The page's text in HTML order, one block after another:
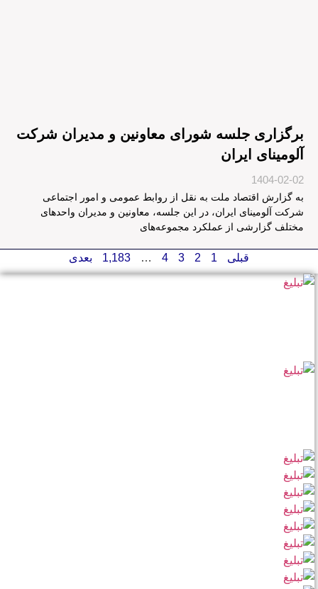
برگزاری جلسه شورای معاونین و مدیران شرکت
آلومینای ایران
1404-02-02
به گزارش اقتصاد ملت به نقل از روابط عمومی و امور اجتماعی
شرکت آلومینای ایران، در این جلسه، معاونین و مدیران واحدهای
مختلف گزارشی از عملکرد مجموعه‌های
قبلی 1
2
3
4
…
1,183 بعدی